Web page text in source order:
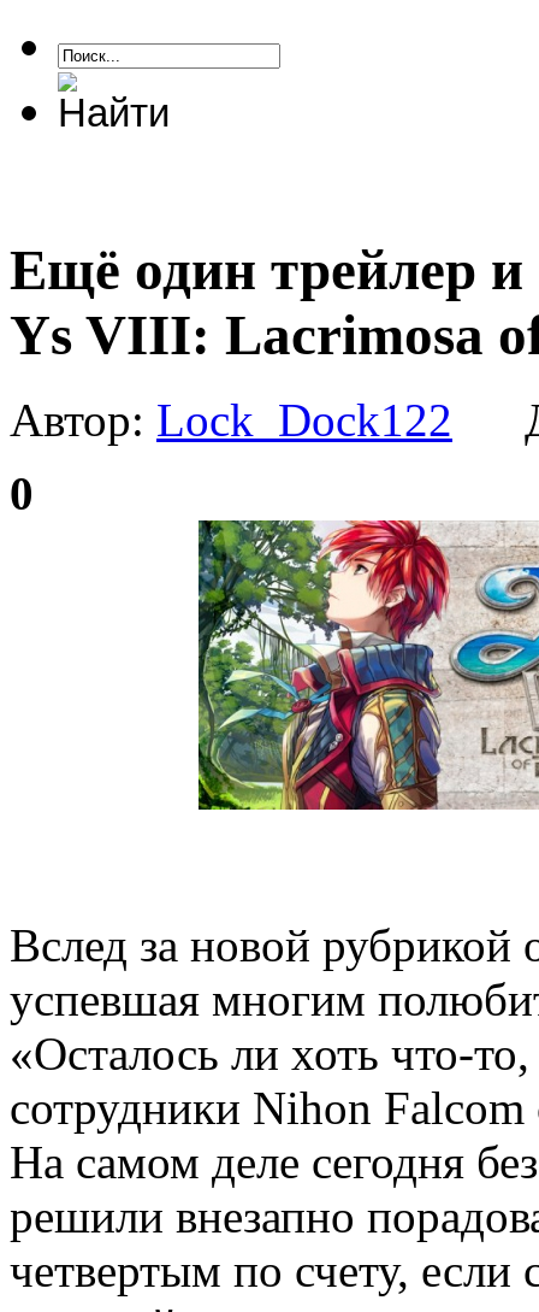
Ещё один трейлер
Ys VIII: Lacrimosa
Автор: Lock_Dock122
0
Вслед за новой
успевшая многим
«Осталось ли хоть что-
сотрудники Nihon
На самом деле сегодня
решили внезапно
четвертым по счету,